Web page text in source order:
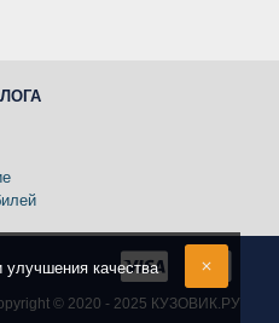
© 2020 - 2025 КУЗОВИК.РУ
качества